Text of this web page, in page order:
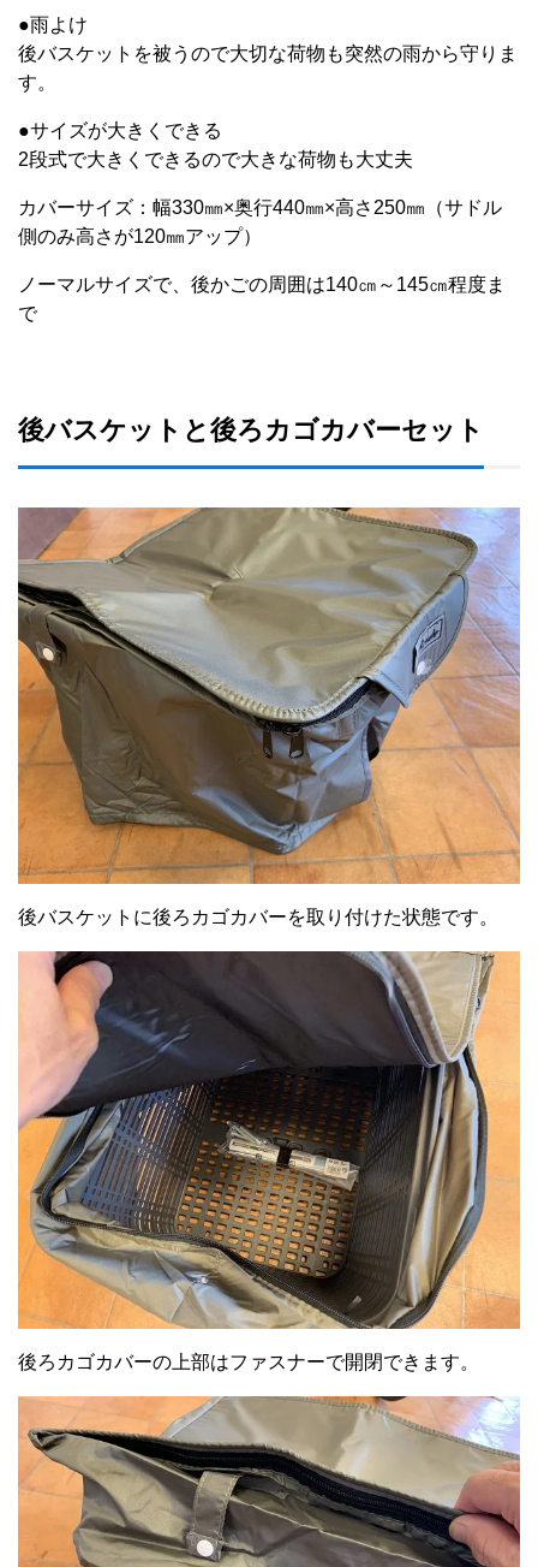
●雨よけ
後バスケットを被うので大切な荷物も突然の雨から守りま
す。
●サイズが大きくできる
2段式で大きくできるので大きな荷物も大丈夫
カバーサイズ：幅330㎜×奥行440㎜×高さ250㎜（サドル
側のみ高さが120㎜アップ）
ノーマルサイズで、後かごの周囲は140㎝～145㎝程度ま
で
後バスケットと後ろカゴカバーセット
後バスケットに後ろカゴカバーを取り付けた状態です。
後ろカゴカバーの上部はファスナーで開閉できます。